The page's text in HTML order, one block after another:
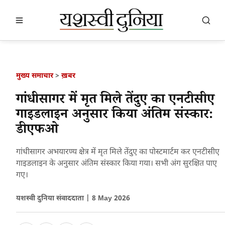
मुख्य समाचार> ख़बर
गांधीसागर में मृत मिले तेंदुए का एनटीसीए
गाइडलाइन अनुसार किया अंतिम संस्कार:
डीएफओ
गांधीसागर अभयारण्य क्षेत्र में मृत मिले तेंदुए का पोस्टमार्टम कर एनटीसीए
गाइडलाइन के अनुसार अंतिम संस्कार किया गया। सभी अंग सुरक्षित पाए
गए।
यशस्वी दुनिया संवाददाता | 8 May 2026